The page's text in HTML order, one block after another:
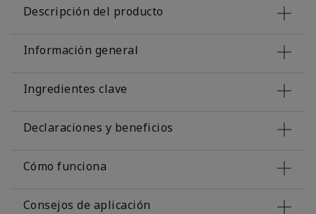
Descripción del producto
Información general
Ingredientes clave
Declaraciones y beneficios
Cómo funciona
Consejos de aplicación